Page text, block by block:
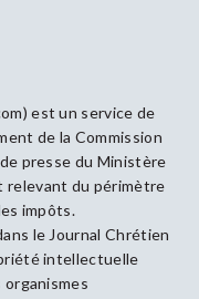
est un service de
de la Commission
presse du Ministère
relevant du périmètre
impôts.
le Journal Chrétien
intellectuelle